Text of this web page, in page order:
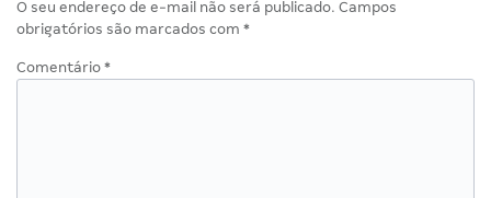
O seu endereço de e-mail não será publicado. Campos
obrigatórios são marcados com *
Comentário *